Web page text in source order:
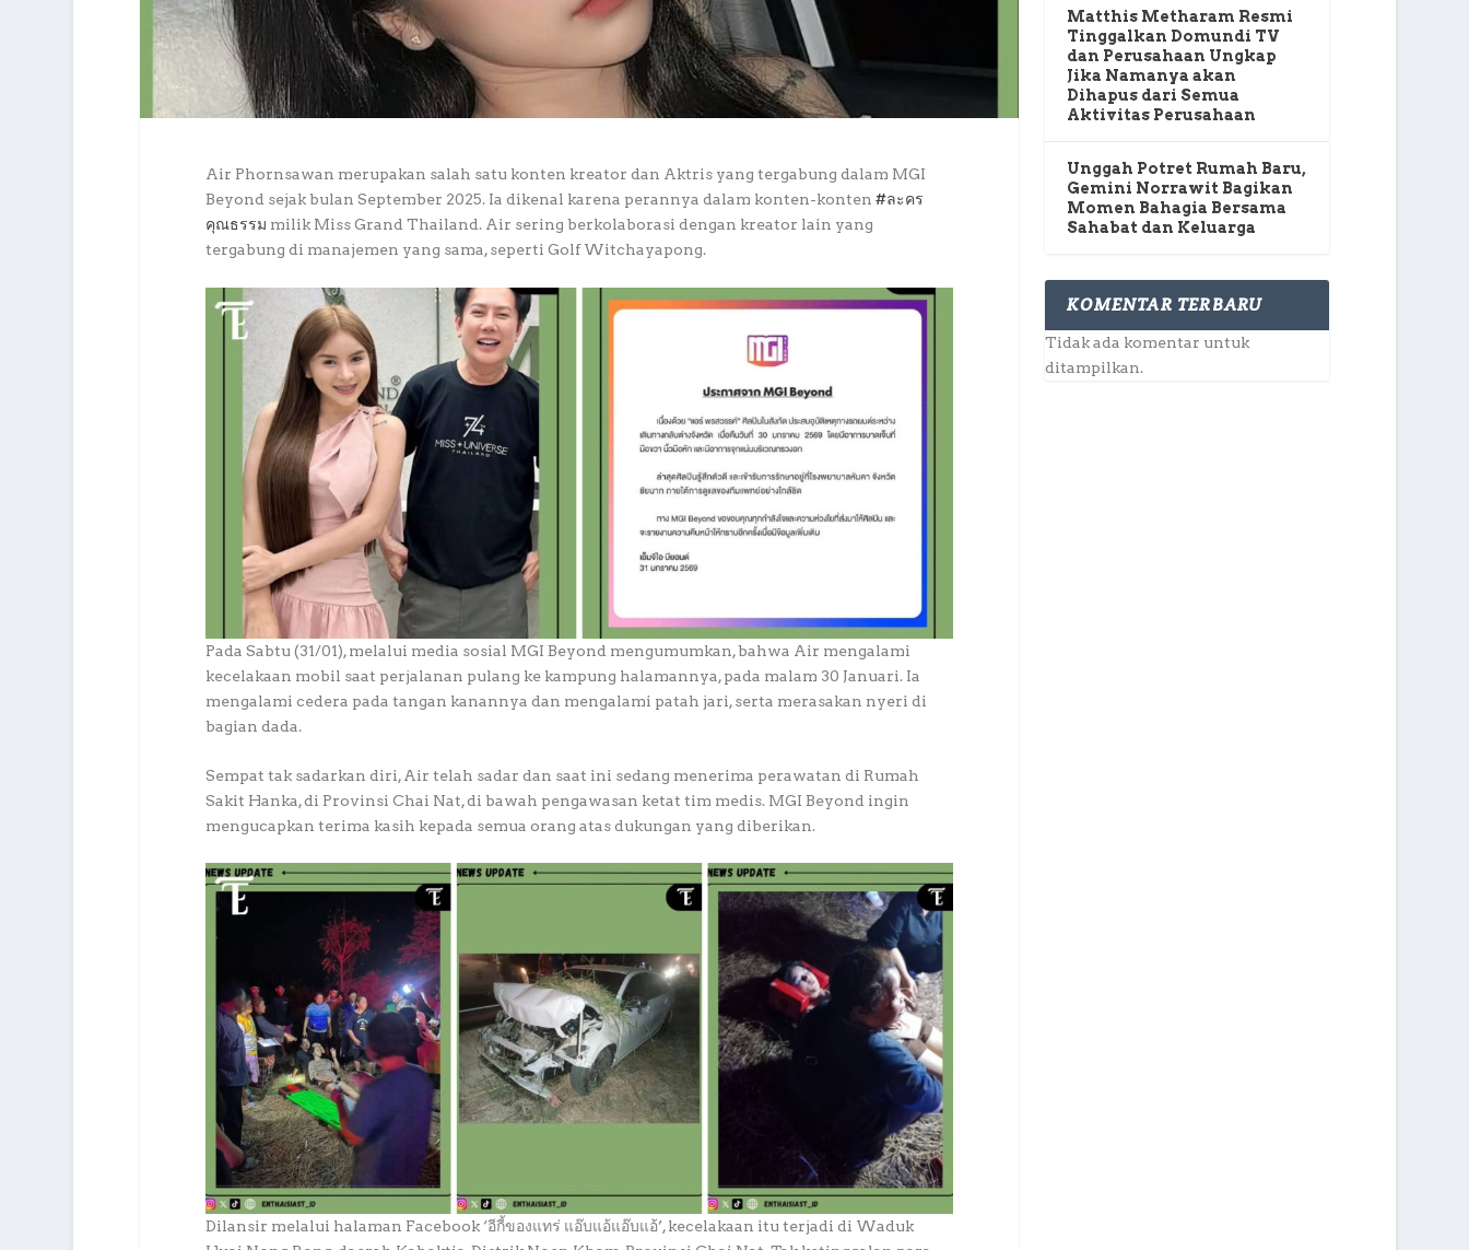
Air Phornsawan merupakan salah satu konten kreator dan Aktris yang tergabung dalam MGI
Beyond sejak bulan September 2025. Ia dikenal karena perannya dalam konten-konten #ละคร
คุณธรรม milik Miss Grand Thailand. Air sering berkolaborasi dengan kreator lain yang
tergabung di manajemen yang sama, seperti Golf Witchayapong.
Pada Sabtu (31/01), melalui media sosial MGI Beyond mengumumkan, bahwa Air mengalami
kecelakaan mobil saat perjalanan pulang ke kampung halamannya, pada malam 30 Januari. Ia
mengalami cedera pada tangan kanannya dan mengalami patah jari, serta merasakan nyeri di
bagian dada.
Sempat tak sadarkan diri, Air telah sadar dan saat ini sedang menerima perawatan di Rumah
Sakit Hanka, di Provinsi Chai Nat, di bawah pengawasan ketat tim medis. MGI Beyond ingin
mengucapkan terima kasih kepada semua orang atas dukungan yang diberikan.
Dilansir melalui halaman Facebook ‘อีกี้ของแทร่ แอ๊บแอ้แอ๊บแอ้’, kecelakaan itu terjadi di Waduk
Matthis Metharam Resmi
Tinggalkan Domundi TV
dan Perusahaan Ungkap
Jika Namanya akan
Dihapus dari Semua
Aktivitas Perusahaan
Unggah Potret Rumah Baru,
Gemini Norrawit Bagikan
Momen Bahagia Bersama
Sahabat dan Keluarga
KOMENTAR TERBARU
Tidak ada komentar untuk
ditampilkan.